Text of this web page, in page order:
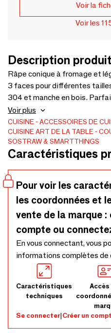
Voir la
Voir les
Description produit
Râpe conique à fromage et
3 faces pour différentes
304 et manche en bois.
cuisine et de fromage !
diamètre 11,5 cm; Poids : 170
Voir plus
CUISINE ACCESSOIRES DE
CUISINEART DE LA TABLE
SOSTRAW & SMARTTHINGS
Caractéristiques
Pour voir les
les coordonnées et
vente de la marque :
compte ou
En vous connectant, vous
informations complètes de
Caractéristiques
techniques
Accès
Se connecter|Créer un